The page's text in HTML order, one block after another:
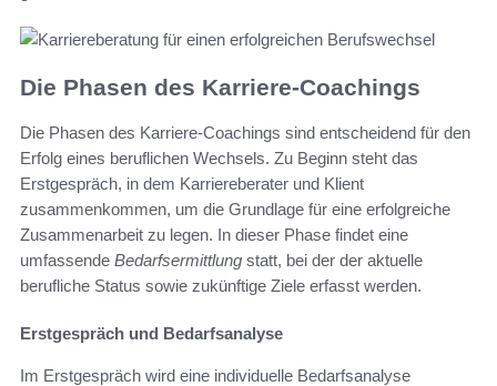
Die Phasen des Karriere-Coachings
Die Phasen des Karriere-Coachings sind entscheidend für den
Erfolg eines beruflichen Wechsels. Zu Beginn steht das
Erstgespräch, in dem Karriereberater und Klient
zusammenkommen, um die Grundlage für eine erfolgreiche
Zusammenarbeit zu legen. In dieser Phase findet eine
umfassende Bedarfsermittlung statt, bei der der aktuelle
berufliche Status sowie zukünftige Ziele erfasst werden.
Erstgespräch und Bedarfsanalyse
Im Erstgespräch wird eine individuelle Bedarfsanalyse